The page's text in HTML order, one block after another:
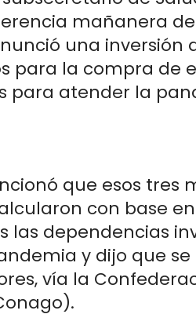
mañanera
una inversión
para la compra de
para atender la
que esos tres
con base
las dependencias
y dijo que
vía la